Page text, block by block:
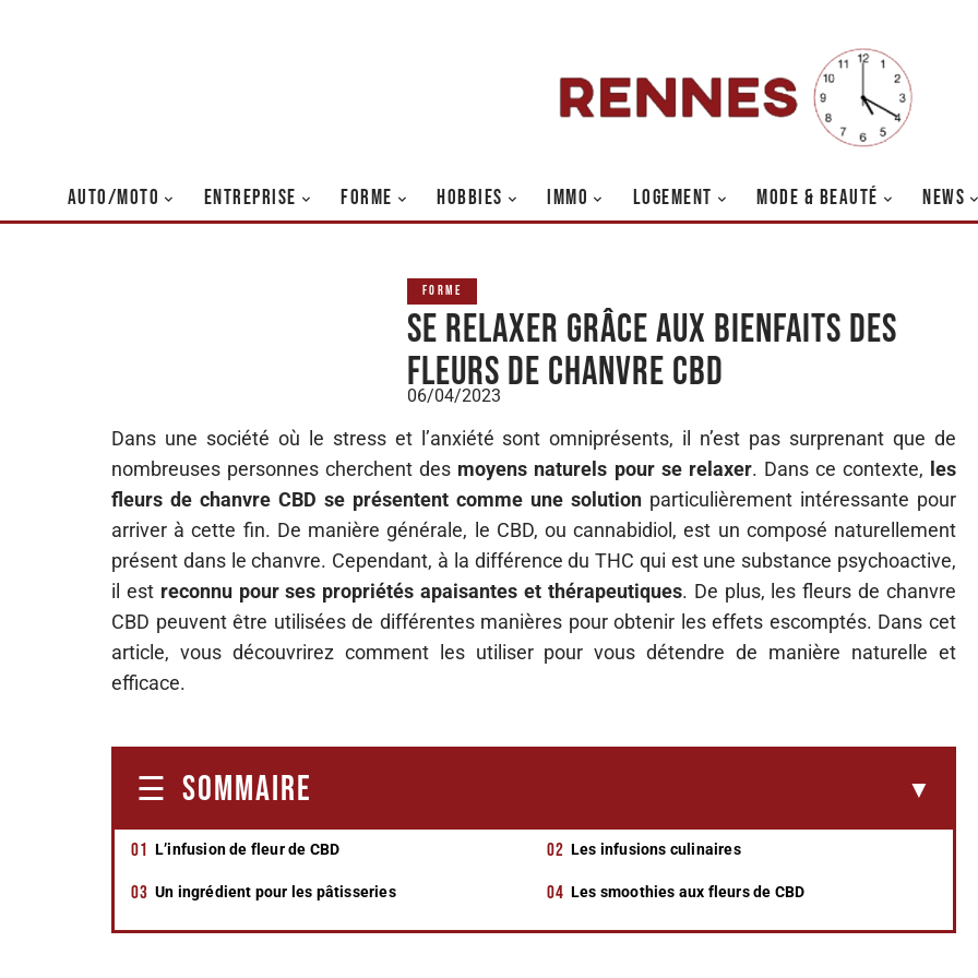
AUTO/MOTO ENTREPRISE FORME HOBBIES IMMO LOGEMENT MODE & BEAUTÉ NEWS
FORME
Se relaxer grâce aux bienfaits des
fleurs de chanvre CBD
06/04/2023
Dans une société où le stress et l’anxiété sont omniprésents, il n’est pas surprenant que de
nombreuses personnes cherchent des moyens naturels pour se relaxer. Dans ce contexte, les
fleurs de chanvre CBD se présentent comme une solution particulièrement intéressante pour
arriver à cette fin. De manière générale, le CBD, ou cannabidiol, est un composé naturellement
présent dans le chanvre. Cependant, à la différence du THC qui est une substance psychoactive,
il est reconnu pour ses propriétés apaisantes et thérapeutiques. De plus, les fleurs de chanvre
CBD peuvent être utilisées de différentes manières pour obtenir les effets escomptés. Dans cet
article, vous découvrirez comment les utiliser pour vous détendre de manière naturelle et
efficace.
SOMMAIRE
L’infusion de fleur de CBD Les infusions culinaires
Un ingrédient pour les pâtisseries Les smoothies aux fleurs de CBD